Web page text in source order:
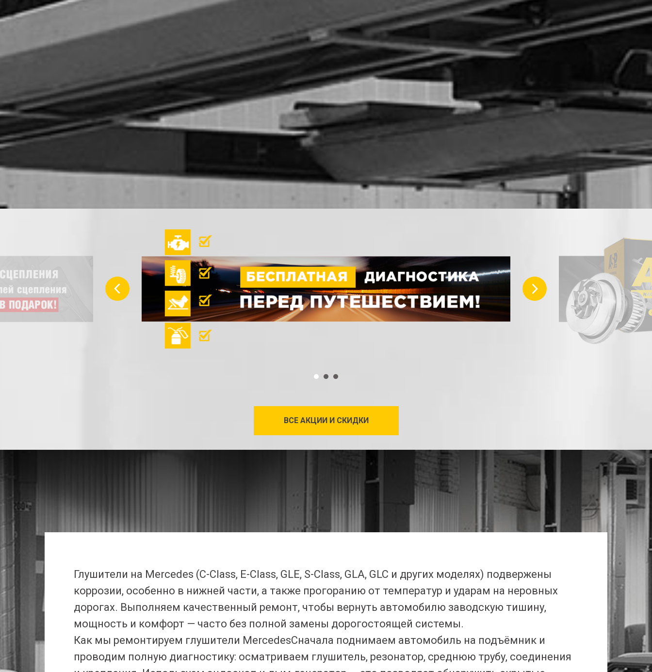
ВСЕ АКЦИИ И СКИДКИ
Глушители на Mercedes (C-Class, E-Class, GLE, S-Class, GLA, GLC и других моделях) подвержены
коррозии, особенно в нижней части, а также прогоранию от температур и ударам на неровных
дорогах. Выполняем качественный ремонт, чтобы вернуть автомобилю заводскую тишину,
мощность и комфорт — часто без полной замены дорогостоящей системы.
Как мы ремонтируем глушители MercedesСначала поднимаем автомобиль на подъёмник и
проводим полную диагностику: осматриваем глушитель, резонатор, среднюю трубу, соединения